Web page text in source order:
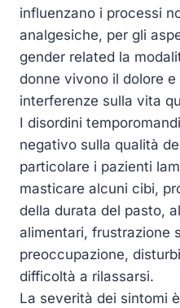
influenzano i processi
analgesiche, per gli
gender related la
donne vivono il dolore e
interferenze sulla vita
I disordini
negativo sulla qualità
particolare i pazienti
masticare alcuni cibi,
della durata del pasto,
alimentari, frustrazione
preoccupazione,
difficoltà a rilassarsi.
La severità dei sintomi